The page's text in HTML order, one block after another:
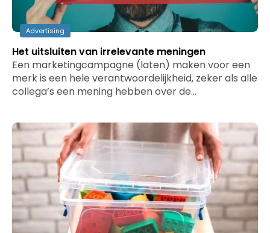
Advertising
Het uitsluiten van irrelevante meningen
Een marketingcampagne (laten) maken voor een
merk is een hele verantwoordelijkheid, zeker als alle
collega’s een mening hebben over de…